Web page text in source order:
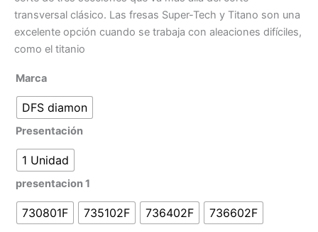
transversal clásico. Las fresas Super-Tech y Titano son una
excelente opción cuando se trabaja con aleaciones difíciles,
como el titanio
Marca
DFS diamon
Presentación
1 Unidad
presentacion 1
730801F 735102F 736402F 736602F